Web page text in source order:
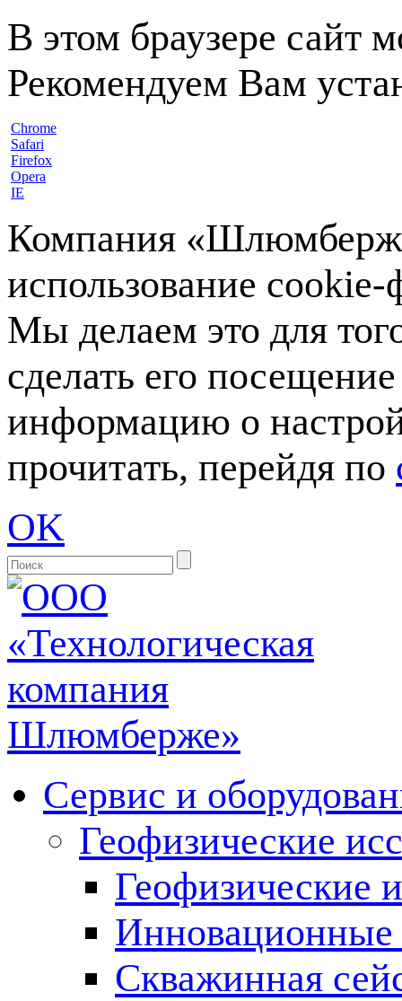
В этом браузере сайт
Рекомендуем Вам
Chrome
Safari
Firefox
Opera
IE
Компания
использование
Мы делаем это для
сделать его
информацию о
прочитать, перейдя по
OK
Сервис и
Геофизические
Геофизические
Инновационные
Скважинная